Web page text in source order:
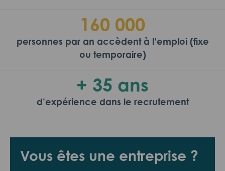
Vous êtes une entreprise ?
160 000
personnes par an accèdent à l’emploi (fixe
ou temporaire)
+ 35 ans
d’expérience dans le recrutement